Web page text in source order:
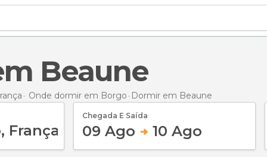
Beaune
Onde dormir em Borgo Dormir em Beaune
Chegada E Saída
09 Ago 10 Ago